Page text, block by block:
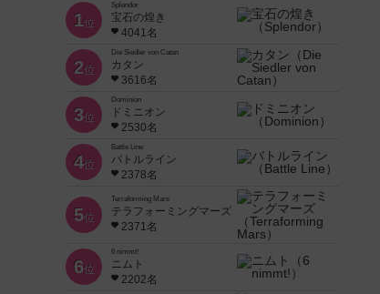
1位
Splendor
宝石の煌き
4041名
2位
Die Siedler von Catan
カタン
3616名
3位
Dominion
ドミニオン
2530名
4位
Battle Line
バトルライン
2378名
5位
Terraforming Mars
テラフォーミングマーズ
2371名
6位
6 nimmt!
ニムト
2202名